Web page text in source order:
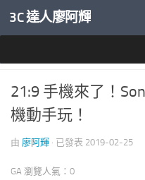
內文下方
3C 達人廖阿輝
21:9 手機來了！
機動手玩！
由 廖阿輝 · 已發表 2019-02-25
GA 瀏覽人氣：0